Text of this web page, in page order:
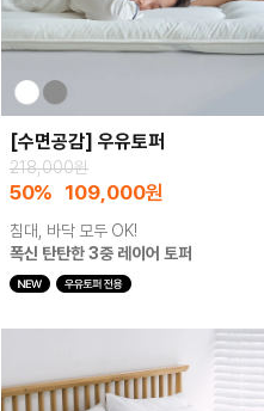
[수면공감] 우유토퍼
218,000원
50% 109,000원
침대, 바닥 모두 OK!
폭신 탄탄한 3중 레이어 토퍼